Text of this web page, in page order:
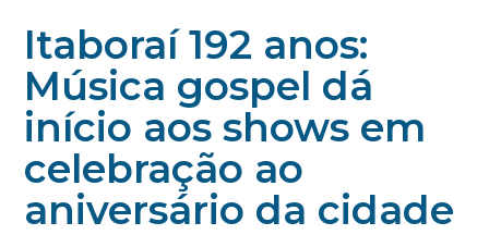
Itaboraí 192 anos:
Música gospel dá
início aos shows em
celebração ao
aniversário da cidade